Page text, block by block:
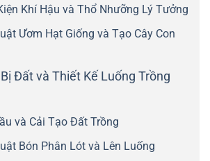
Khí Hậu và Thổ Nhưỡng Lý Tưởng
Ươm Hạt Giống và Tạo Cây Con
Đất và Thiết Kế Luống Trồng
và Cải Tạo Đất Trồng
Bón Phân Lót và Lên Luống